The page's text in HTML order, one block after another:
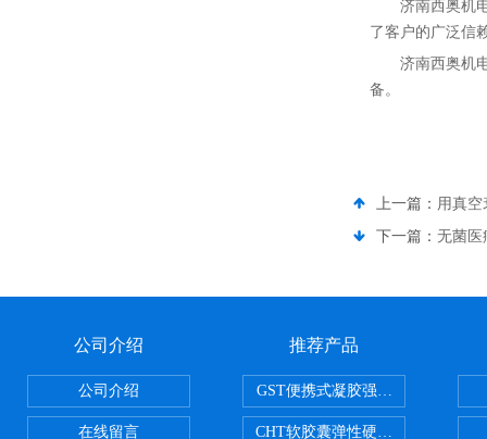
济南西奥机
了客户的广泛信
济南西奥机
备。
上一篇： 用真空
下一篇： 无菌医
公司介绍
公司介绍
在线留言
推荐产品
GST便携式凝胶强度测定仪
CHT软胶囊弹性硬度测试仪